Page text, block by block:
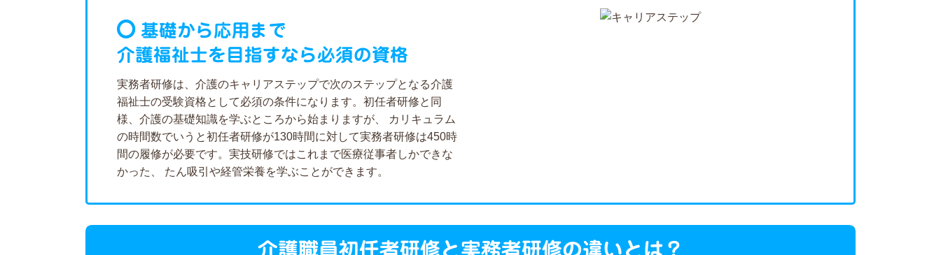
基礎から応用まで
介護福祉士を目指すなら必須の資格
実務者研修は、介護のキャリアステップで次のステップとなる介護
福祉士の受験資格として必須の条件になります。初任者研修と同
様、介護の基礎知識を学ぶところから始まりますが、 カリキュラム
の時間数でいうと初任者研修が130時間に対して実務者研修は450時
間の履修が必要です。実技研修ではこれまで医療従事者しかできな
かった、 たん吸引や経管栄養を学ぶことができます。
介護職員初任者研修と実務者研修の違いとは？